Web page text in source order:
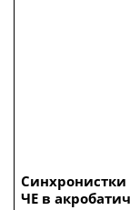
Синхронистки
ЧЕ в